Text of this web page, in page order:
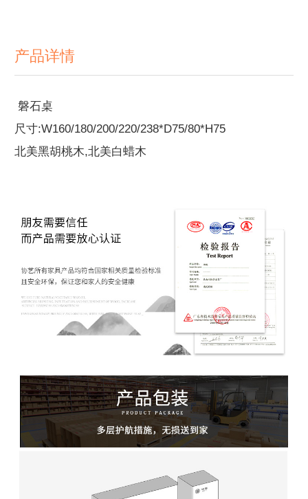
产品详情
磐石桌
尺寸:W160/180/200/220/238*D75/80*H75
北美黑胡桃木,北美白蜡木